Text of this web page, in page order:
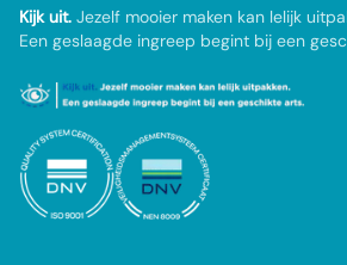
Kijk uit. Jezelf mooier maken kan lelijk
Een geslaagde ingreep begint bij een